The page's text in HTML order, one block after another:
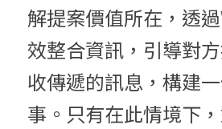
解提案價值所在，透
效整合資訊，引導對
收傳遞的訊息，構建
事。只有在此情境下